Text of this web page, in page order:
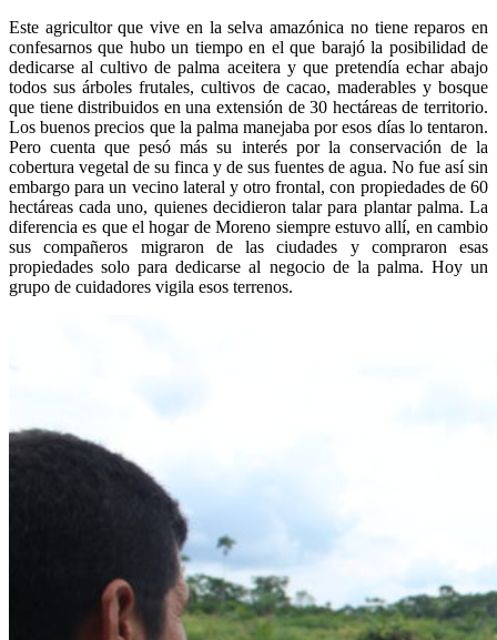
Este agricultor que vive en la selva amazónica no tiene reparos en
confesarnos que hubo un tiempo en el que barajó la posibilidad de
dedicarse al cultivo de palma aceitera y que pretendía echar abajo
todos sus árboles frutales, cultivos de cacao, maderables y bosque
que tiene distribuidos en una extensión de 30 hectáreas de territorio.
Los buenos precios que la palma manejaba por esos días lo tentaron.
Pero cuenta que pesó más su interés por la conservación de la
cobertura vegetal de su finca y de sus fuentes de agua. No fue así sin
embargo para un vecino lateral y otro frontal, con propiedades de 60
hectáreas cada uno, quienes decidieron talar para plantar palma. La
diferencia es que el hogar de Moreno siempre estuvo allí, en cambio
sus compañeros migraron de las ciudades y compraron esas
propiedades solo para dedicarse al negocio de la palma. Hoy un
grupo de cuidadores vigila esos terrenos.